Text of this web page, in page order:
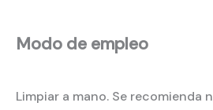
Modo de empleo
Limpiar a mano. Se recomienda